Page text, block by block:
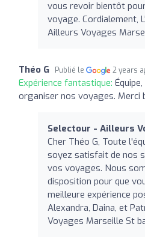
vous revoir bientôt
voyage. Cordialement,
Ailleurs Voyages
Théo G Publié le 2 years
Expérience fantastique:
organiser nos voyages. Merci
Selectour - Ailleurs
Cher Théo G, Toute
soyez satisfait de nos
vos voyages. Nous
disposition pour que
meilleure expérience
Alexandra, Daina, et
Voyages Marseille St